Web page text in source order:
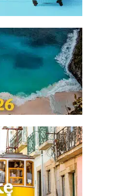
na upit.
mogućnost smeštaja 3
osobe, i jednog deteta u
sobi sa jednim pomoćnim
dete koristi zajednički ležaj, i soba se
se može smestiti u standardnu
sa pomoćnim ležajem, u smeštajnim
je za istu naznačena cena, plaća
tabeli programa putovanja, ima
(1/1) sobu u većini hotela
od ukupne cene aranžmana i cena je
programa putovanja.
se rade isključivo na upit.
klima uređaja se vrši u agenciji